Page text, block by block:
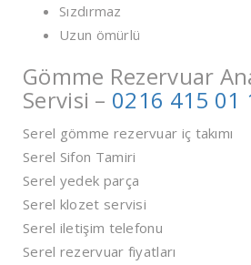
Sızdırmaz
Uzun ömürlü
Gömme Rezervuar
Servisi – 0216 415 01
Serel gömme rezervuar iç takımı
Serel Sifon Tamiri
Serel yedek parça
Serel klozet servisi
Serel iletişim telefonu
Serel rezervuar fiyatları